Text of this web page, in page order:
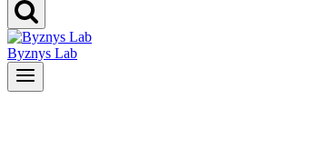
Byznys Lab